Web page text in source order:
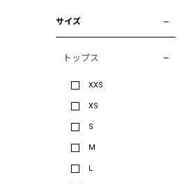
サイズ
トップス
XXS
XS
S
M
L